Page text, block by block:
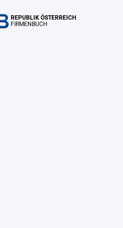
REPUBLIK ÖSTERREICH
FIRMENBUCH